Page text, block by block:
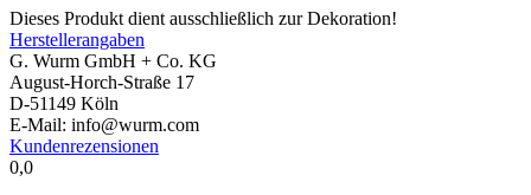
Dieses Produkt dient ausschließlich zur Dekoration!
Herstellerangaben
G. Wurm GmbH + Co. KG
August-Horch-Straße 17
D-51149 Köln
E-Mail: info@wurm.com
Kundenrezensionen
0,0